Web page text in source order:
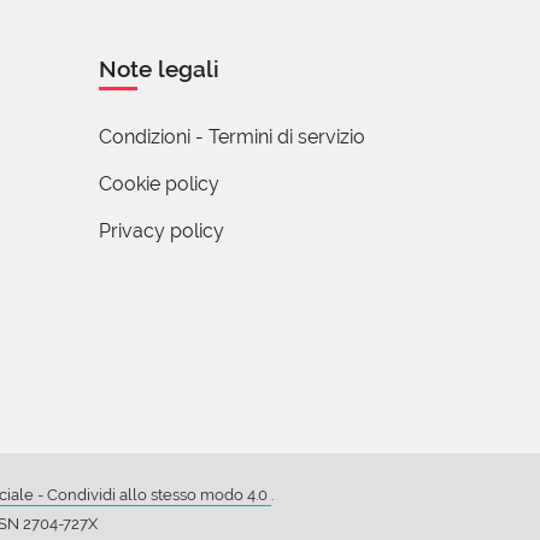
di
Note legali
Condizioni - Termini di servizio
Cookie policy
Privacy policy
- Condividi allo stesso modo 4.0 .
2704-727X